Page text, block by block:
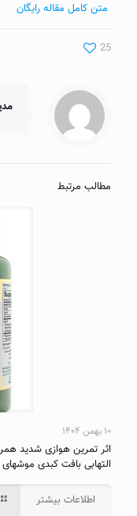
متن کامل مقاله رایگان
25
مطالب مرتبط
۱۰ بهمن ۱۴۰۴
التهابی بافت کبدی
اطلاعات بیشتر